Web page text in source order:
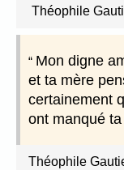
Théophile
Mon digne
et ta mère
certainement
ont manqué
Théophile